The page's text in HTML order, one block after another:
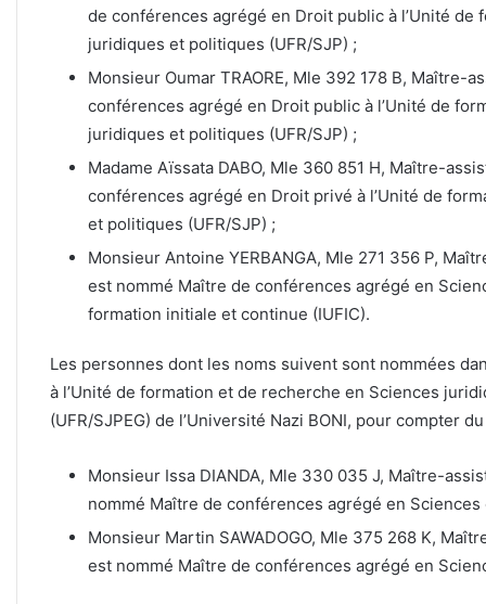
de conférences agrégé en Droit public à l’Unité
juridiques et politiques (UFR/SJP) ;
Monsieur Oumar TRAORE, Mle 392 178 B, Maître-
conférences agrégé en Droit public à l’Unité de
juridiques et politiques (UFR/SJP) ;
Madame Aïssata DABO, Mle 360 851 H, Maître-
conférences agrégé en Droit privé à l’Unité de
et politiques (UFR/SJP) ;
Monsieur Antoine YERBANGA, Mle 271 356 P,
est nommé Maître de conférences agrégé en
formation initiale et continue (IUFIC).
Les personnes dont les noms suivent sont nommées
à l’Unité de formation et de recherche en Sciences
(UFR/SJPEG) de l’Université Nazi BONI, pour compter
Monsieur Issa DIANDA, Mle 330 035 J, Maître-
nommé Maître de conférences agrégé en
Monsieur Martin SAWADOGO, Mle 375 268 K,
est nommé Maître de conférences agrégé en